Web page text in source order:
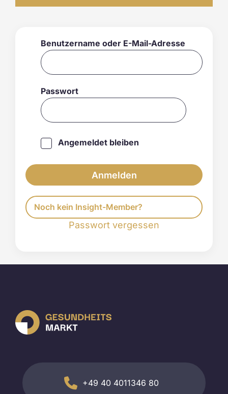
Benutzername oder E-Mail-Adresse
Passwort
Angemeldet bleiben
Noch kein Insight-Member?
Passwort vergessen
+49 40 4011346 80